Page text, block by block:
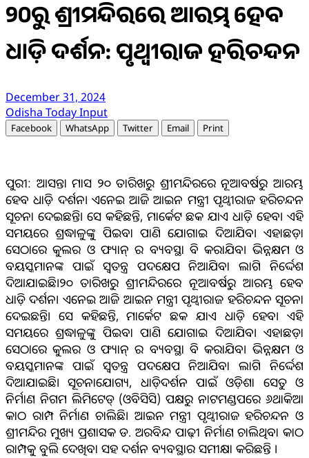
୨୦ରୁ ଶ୍ରୀମନ୍ଦିରରେ ଆରମ୍ଭ ହେବ
ଧାଡ଼ି ଦର୍ଶନ: ପୃଥ୍ବୀରାଜ ହରିଚନ୍ଦନ
December 31, 2024
Odisha Today Input
Facebook WhatsApp Twitter Email Print
ପୁରୀ: ଆସନ୍ତା ମାସ ୨୦ ତାରିଖରୁ ଶ୍ରୀମନ୍ଦିରରେ ନୂଆବର୍ଷରୁ ଆରମ୍ଭ
ହେବ ଧାଡ଼ି ଦର୍ଶନ। ଏନେଇ ଆଜି ଆଇନ ମନ୍ତ୍ରୀ ପୃଥ୍ବୀରାଜ ହରିଚନ୍ଦନ
ସୂଚନା ଦେଇଛନ୍ତି। ସେ କହିଛନ୍ତି, ମାର୍କେଟ ଛକ ଯାଏ ଧାଡ଼ି ହେବ। ଏହି
ସମୟରେ ଶ୍ରଦ୍ଧାଳୁଙ୍କୁ ପିଇବା ପାଣି ଯୋଗାଇ ଦିଆଯିବ। ଏହାଛଡ଼ା
ସେଠାରେ କୁଲର ଓ ଫ୍ୟାନ୍ ର ବ୍ୟବସ୍ଥା ବି କରାଯିବ। ଭିନ୍ନକ୍ଷମ ଓ
ବୟସ୍କମାନଙ୍କ ପାଇଁ ସ୍ବତନ୍ତ୍ର ପଦକ୍ଷେପ ନିଆଯିବା ଲାଗି ନିର୍ଦ୍ଦେଶ
ଦିଆଯାଇଛି।୨୦ ତାରିଖରୁ ଶ୍ରୀମନ୍ଦିରରେ ନୂଆବର୍ଷରୁ ଆରମ୍ଭ ହେବ
ଧାଡ଼ି ଦର୍ଶନ। ଏନେଇ ଆଜି ଆଇନ ମନ୍ତ୍ରୀ ପୃଥ୍ବୀରାଜ ହରିଚନ୍ଦନ ସୂଚନା
ଦେଇଛନ୍ତି। ସେ କହିଛନ୍ତି, ମାର୍କେଟ ଛକ ଯାଏ ଧାଡ଼ି ହେବ। ଏହି
ସମୟରେ ଶ୍ରଦ୍ଧାଳୁଙ୍କୁ ପିଇବା ପାଣି ଯୋଗାଇ ଦିଆଯିବ। ଏହାଛଡ଼ା
ସେଠାରେ କୁଲର ଓ ଫ୍ୟାନ୍ ର ବ୍ୟବସ୍ଥା ବି କରାଯିବ। ଭିନ୍ନକ୍ଷମ ଓ
ବୟସ୍କମାନଙ୍କ ପାଇଁ ସ୍ବତନ୍ତ୍ର ପଦକ୍ଷେପ ନିଆଯିବା ଲାଗି ନିର୍ଦ୍ଦେଶ
ଦିଆଯାଇଛି। ସୂଚନାଯୋଗ୍ୟ, ଧାଡ଼ିଦର୍ଶନ ପାଇଁ ଓଡ଼ିଶା ସେତୁ ଓ
ନିର୍ମାଣ ନିଗମ ଲିମିଟେଡ୍ (ଓବିସିସି) ପକ୍ଷରୁ ନାଟମଣ୍ଡପରେ ୬ଥାକିଆ
କାଠ ରାମ୍ପ ନିର୍ମାଣ ଚାଲିଛି। ଆଇନ ମନ୍ତ୍ରୀ ପୃଥ୍ବୀରାଜ ହରିଚନ୍ଦନ ଓ
ଶ୍ରୀମନ୍ଦିର ମୁଖ୍ୟ ପ୍ରଶାସକ ଡ. ଅରବିନ୍ଦ ପାଢ଼ୀ ନିର୍ମାଣ ଚାଲିଥିବା କାଠ
ରାମ୍ପକୁ ବୁଲି ଦେଖିବା ସହ ଦର୍ଶନ ବ୍ୟବସ୍ଥାର ସମୀକ୍ଷା କରିଛନ୍ତି ।